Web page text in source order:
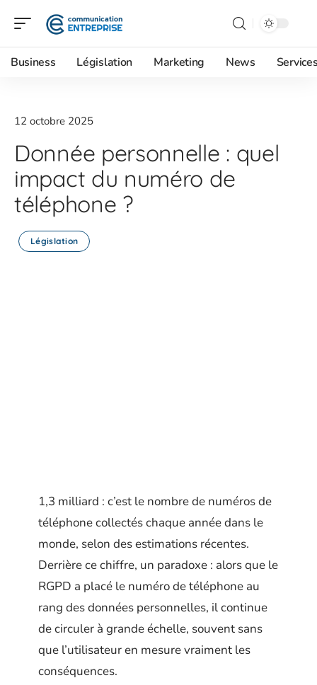
Business Législation Marketing News
12 octobre 2025
Donnée personnelle : quel
impact du numéro de
téléphone ?
Législation
1,3 milliard : c’est le nombre de numéros de
téléphone collectés chaque année dans le
monde, selon des estimations récentes.
Derrière ce chiffre, un paradoxe : alors que le
RGPD a placé le numéro de téléphone au
rang des données personnelles, il continue
de circuler à grande échelle, souvent sans
que l’utilisateur en mesure vraiment les
conséquences.